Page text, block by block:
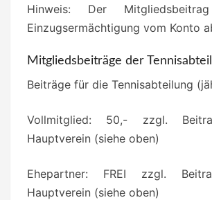
Hinweis: Der
Einzugsermächtigung vom Konto
Mitgliedsbeiträge der
Beiträge für die Tennisabteilung
Vollmitglied: 50,- zzgl.
Hauptverein (siehe oben)
Ehepartner: FREI zzgl.
Hauptverein (siehe oben)